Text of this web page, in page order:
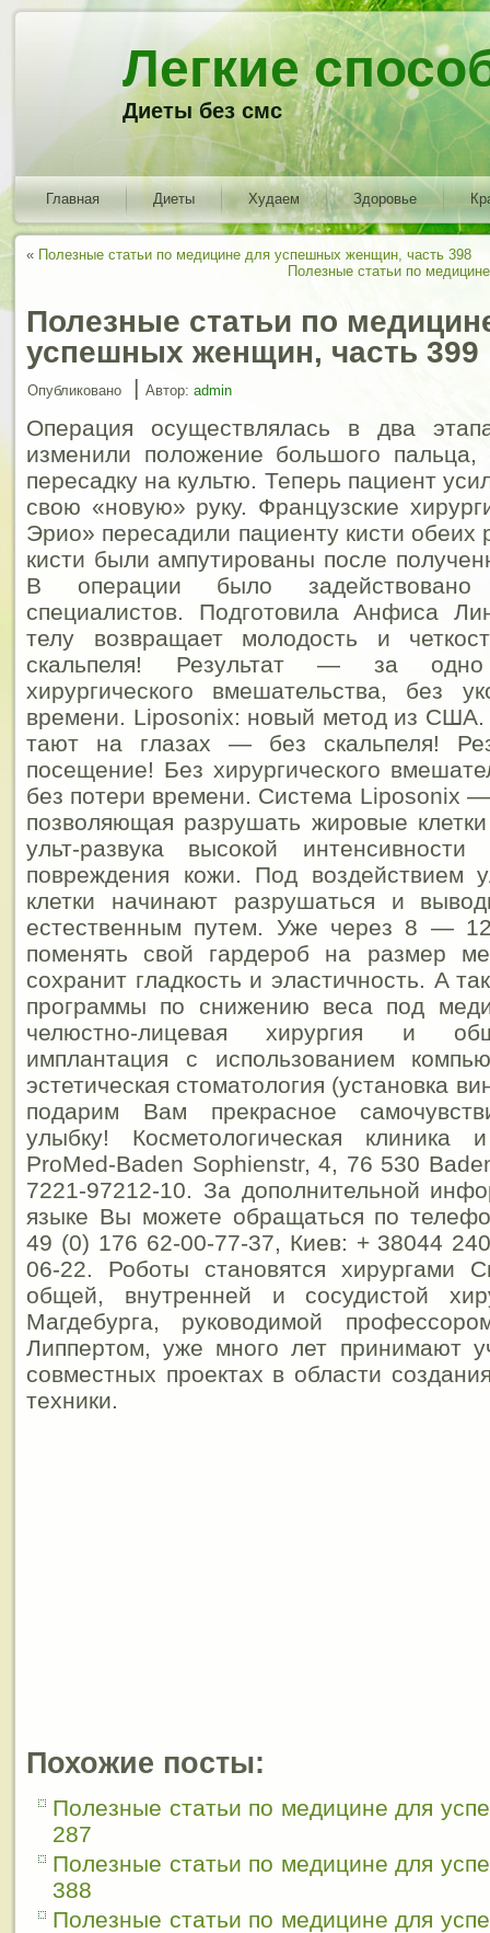
Легкие
Диеты без смс
Главная Диеты Худаем Здоровье
« Полезные статьи по медицине для успешных женщин, часть 398
Полезные статьи по
Полезные статьи по
успешных женщин, часть 399
Опубликовано | Автор: admin
Операция осуществлялась в два
изменили положение большого пальца,
пересадку на культю. Теперь пациент
свою «новую» руку. Французские
Эрио» пересадили пациенту кисти обеих
кисти были ампутированы после
В операции было задействовано
специалистов. Подготовила Анфиса
телу возвращает молодость и
скальпеля! Результат — за одно
хирургического вмешательства, без
времени. Liposonix: новый метод из
тают на глазах — без скальпеля!
посещение! Без хирургического
без потери времени. Система Liposonix
позволяющая разрушать жировые
ульт-развука высокой
повреждения кожи. Под воздействием
клетки начинают разрушаться и
естественным путем. Уже через 8 —
поменять свой гардероб на размер
сохранит гладкость и эластичность. A
программы по снижению веса под
челюстно-лицевая хирургия и
имплантация с использованием
эстетическая стоматология (установка
подарим Вам прекрасное
улыбку! Косметологическая клиника
ProMed-Baden Sophienstr, 4, 76 530
7221-97212-10. За дополнительной
языке Вы можете обращаться по
49 (0) 176 62-00-77-37, Киев: + 38044
06-22. Роботы становятся хирургами
общей, внутренней и сосудистой
Магдебурга, руководимой
Липпертом, уже много лет принимают
совместных проектах в области
техники.
Похожие посты:
Полезные статьи по медицине для
287
Полезные статьи по медицине для
388
Полезные статьи по медицине для